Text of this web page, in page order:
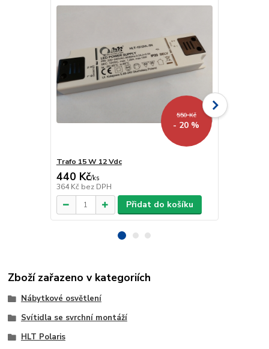
550 Kč
- 20 %
Trafo 15 W 12 Vdc
440 Kč/ks
364 Kč bez DPH
Přidat do košíku
Zboží zařazeno v kategoriích
Nábytkové osvětlení
Svítidla se svrchní montáží
HLT Polaris